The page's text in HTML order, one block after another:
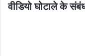
वीडियो घोटाले के